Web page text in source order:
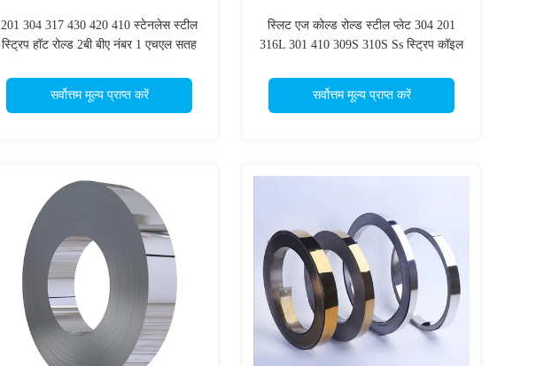
201 304 317 430 420 410 स्टेनलेस स्टील
स्ट्रिप हॉट रोल्ड 2बी बीए नंबर 1 एचएल सतह
सर्वोत्तम मूल्य प्राप्त करें
स्लिट एज कोल्ड रोल्ड स्टील प्लेट 304 201
316L 301 410 309S 310S Ss स्ट्रिप कॉइल
सर्वोत्तम मूल्य प्राप्त करें